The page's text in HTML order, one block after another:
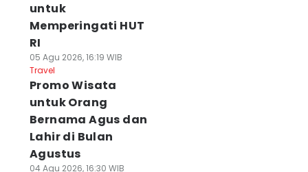
untuk
Memperingati HUT
RI
05 Agu 2026, 16:19 WIB
Travel
Promo Wisata
untuk Orang
Bernama Agus dan
Lahir di Bulan
Agustus
04 Agu 2026, 16:30 WIB